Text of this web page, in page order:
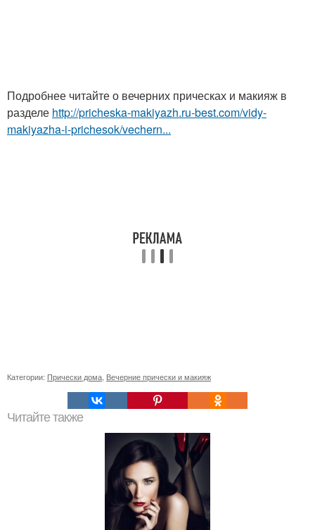
Подробнее читайте о вечерних прическах и макияж в
разделе http://pricheska-makiyazh.ru-best.com/vidy-
makiyazha-i-prichesok/vechern...
Категории: Прически дома Вечерние прически и макияж
Читайте также